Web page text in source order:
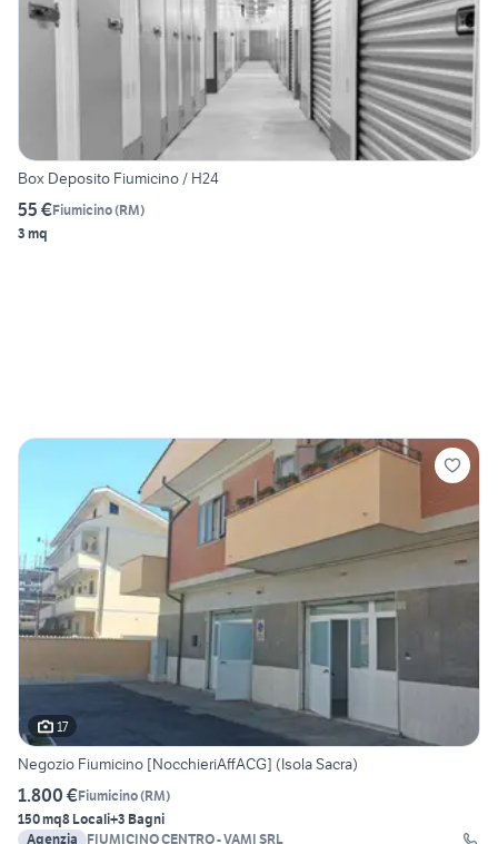
Box Deposito Fiumicino / H24
55 €Fiumicino(RM)
3 mq
17
Negozio Fiumicino [NocchieriAffACG] (Isola Sacra)
1.800 €Fiumicino(RM)
150 mq8 Locali+3 Bagni
Agenzia
FIUMICINO CENTRO - VAMI SRL